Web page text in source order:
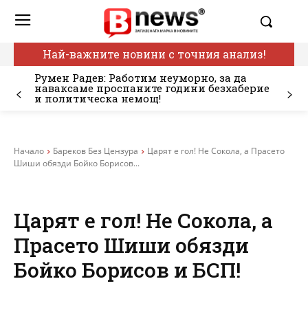
Най-важните новини с точния анализ!
Румен Радев: Работим неуморно, за да
наваксаме проспаните години безхаберие
и политическа немощ!
Начало Бареков Без Цензура
Царят е гол! Не Сокола, а Прасето
Шиши обязди Бойко Борисов...
Царят е гол! Не Сокола, а
Прасето Шиши обязди
Бойко Борисов и БСП!